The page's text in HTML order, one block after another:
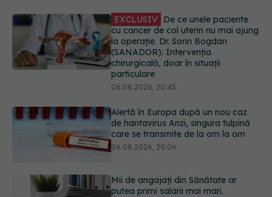
Alertă în Europa după un nou caz
de hantavirus Anzi, singura tulpină
care se transmite de la om la om
06.08.2026, 20:06
putea primi salarii mai mari.
Sindicatele cer schimbarea legii
06.08.2026, 19:26
care pot fi tratate fără operație. Dr.
Sorin Bogdan (SANADOR): Chirurgia